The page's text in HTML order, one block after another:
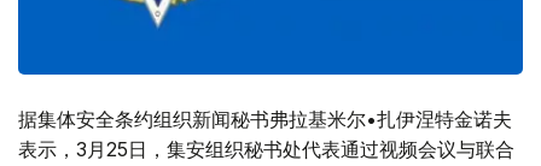
据集体安全条约组织新闻秘书弗拉基米尔•扎伊涅特金诺夫
表示，3月25日，集安组织秘书处代表通过视频会议与联合